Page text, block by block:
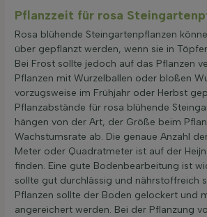
Pflanzzeit für rosa
Rosa blühende Steingartenpflanzen
über gepflanzt werden, wenn sie in
Bei Frost sollte jedoch auf das Pflanzen
Pflanzen mit Wurzelballen oder bloßen
vorzugsweise im Frühjahr oder Herbst
Pflanzabstände für rosa blühende
hängen von der Art, der Größe beim
Wachstumsrate ab. Die genaue Anzahl
Meter oder Quadratmeter ist auf der
finden. Eine gute Bodenbearbeitung ist
sollte gut durchlässig und nährstoffreich
Pflanzen sollte der Boden gelockert und
angereichert werden. Bei der Pflanzung